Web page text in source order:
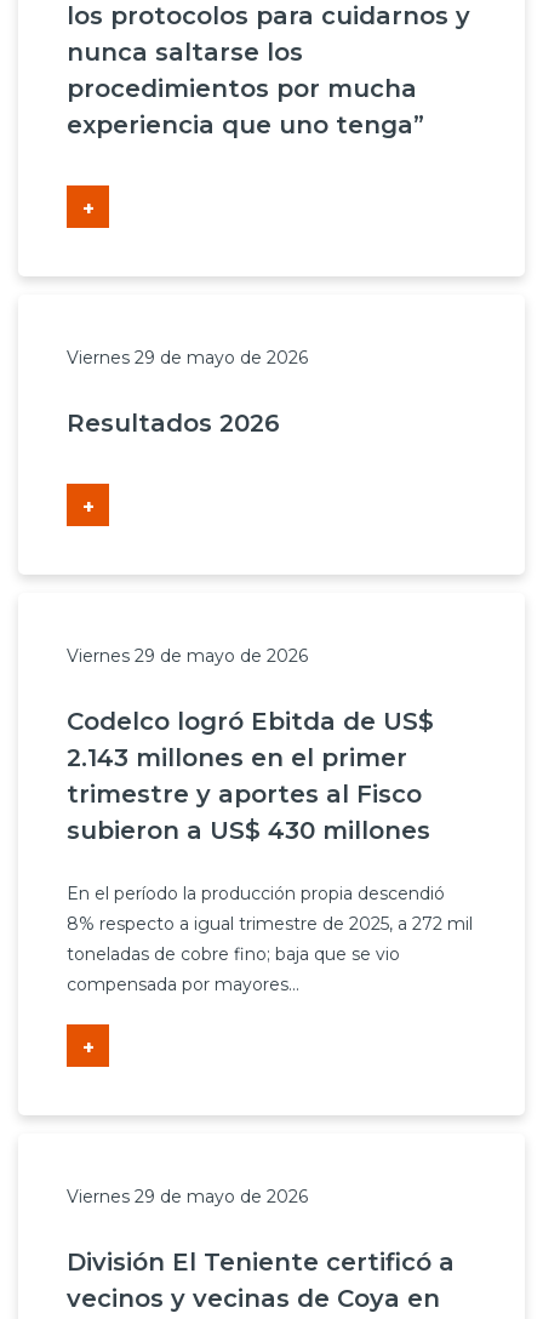
los protocolos para cuidarnos y
nunca saltarse los
procedimientos por mucha
experiencia que uno tenga”
+
Viernes 29 de mayo de 2026
Resultados 2026
+
Viernes 29 de mayo de 2026
Codelco logró Ebitda de US$
2.143 millones en el primer
trimestre y aportes al Fisco
subieron a US$ 430 millones
En el período la producción propia descendió
8% respecto a igual trimestre de 2025, a 272 mil
toneladas de cobre fino; baja que se vio
compensada por mayores...
+
Viernes 29 de mayo de 2026
División El Teniente certificó a
vecinos y vecinas de Coya en